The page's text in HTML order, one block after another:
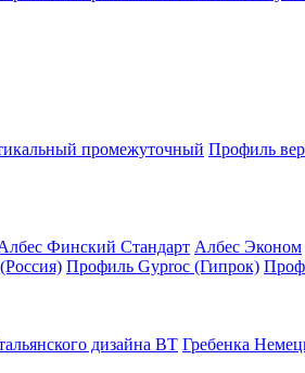
промежуточный Профиль
Финский Стандарт Албес Эконом
Профиль Gyproc (Гипрок)
дизайна BT Гребенка